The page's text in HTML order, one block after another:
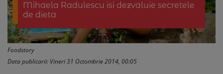
Mihaela Radulescu isi dezvaluie secretele
de dieta
Foodstory
Data publicarii: Vineri 31 Octombrie 2014, 00:05